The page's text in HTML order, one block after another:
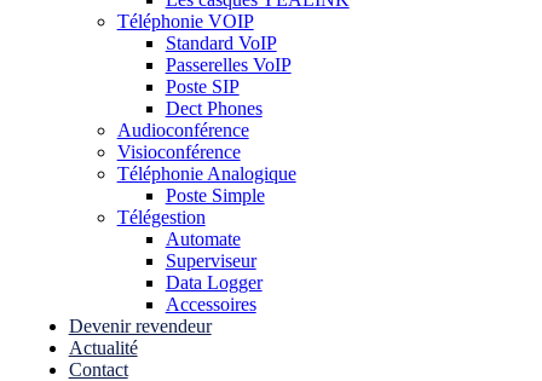
Téléphonie VOIP
Standard VoIP
Passerelles VoIP
Poste SIP
Dect Phones
Audioconférence
Visioconférence
Téléphonie Analogique
Poste Simple
Télégestion
Automate
Superviseur
Data Logger
Accessoires
Devenir revendeur
Actualité
Contact